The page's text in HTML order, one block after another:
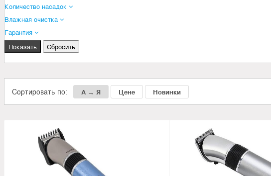
Количество насадок
Влажная очистка
Гарантия
Сортировать по: А → Я Цене Новинки